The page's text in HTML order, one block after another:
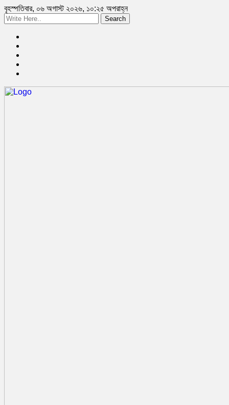
বৃহস্পতিবার, ০৬ অগাস্ট ২০২৬, ১০:২৫ অপরাহ্ন
Search